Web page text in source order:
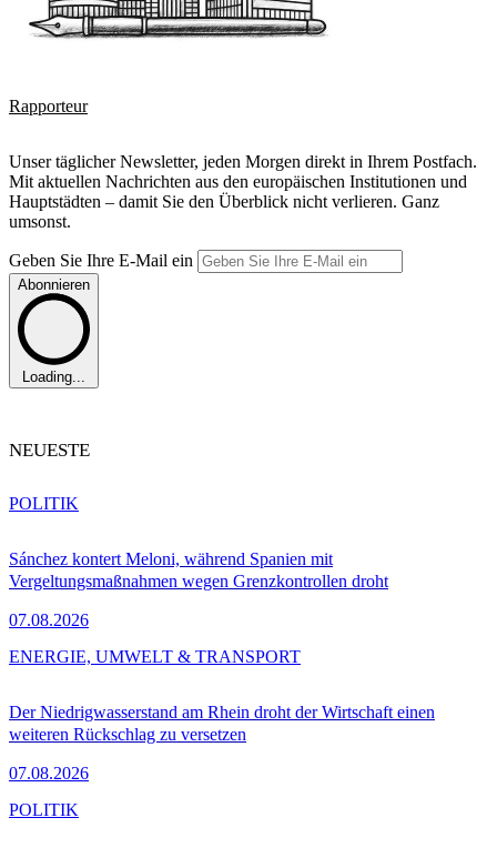
Rapporteur
Unser täglicher Newsletter, jeden Morgen direkt in Ihrem Postfach.
Mit aktuellen Nachrichten aus den europäischen Institutionen und
Hauptstädten – damit Sie den Überblick nicht verlieren. Ganz
umsonst.
Geben Sie Ihre E-Mail ein
Abonnieren
Loading...
NEUESTE
Sánchez kontert Meloni, während Spanien mit
Vergeltungsmaßnahmen wegen Grenzkontrollen droht
07.08.2026
POLITIK
Der Niedrigwasserstand am Rhein droht der Wirtschaft einen
weiteren Rückschlag zu versetzen
07.08.2026
ENERGIE, UMWELT & TRANSPORT
POLITIK